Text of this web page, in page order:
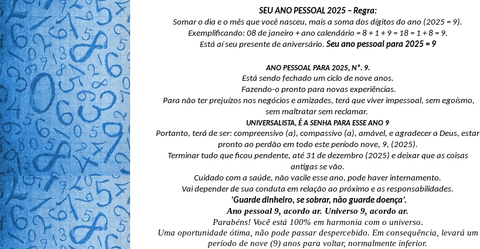
SEU ANO PESSOAL 2025 – Regra:
Somar o dia e o mês que você nasceu, mais a soma dos dígitos do ano (2025 = 9).
Exemplificando: 08 de janeiro + ano calendário = 8 + 1 + 9 = 18 = 1 + 8 = 9.
Está aí seu presente de aniversário. Seu ano pessoal para 2025 = 9
ANO PESSOAL PARA 2025, Nº. 9.
Está sendo fechado um ciclo de nove anos.
Fazendo-o pronto para novas experiências.
Para não ter prejuízos nos negócios e amizades, terá que viver impessoal, sem egoísmo,
sem maltratar sem reclamar.
UNIVERSALISTA, É A SENHA PARA ESSE ANO 9
Portanto, terá de ser: compreensivo (a), compassivo (a), amável, e agradecer a Deus, estar
pronto ao perdão em todo este período nove, 9, (2025).
Terminar tudo que ficou pendente, até 31 de dezembro (2025) e deixar que as coisas
antigas se vão.
Cuidado com a saúde, não vacile esse ano, pode haver internamento.
Vai depender de sua conduta em relação ao próximo e as responsabilidades.
‘Guarde dinheiro, se sobrar, não guarde doença’.
Ano pessoal 9, acordo ar. Universo 9, acordo ar.
Parabéns! Você está 100% em harmonia com o universo.
Uma oportunidade ótima, não pode passar despercebido. Em consequência, levará um
período de nove (9) anos para voltar, normalmente inferior.